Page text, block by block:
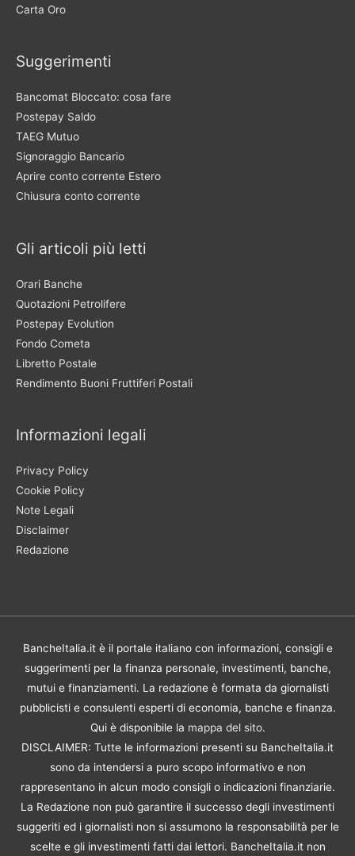
Carta Oro
Suggerimenti
Bancomat Bloccato: cosa fare
Postepay Saldo
TAEG Mutuo
Signoraggio Bancario
Aprire conto corrente Estero
Chiusura conto corrente
Gli articoli più letti
Orari Banche
Quotazioni Petrolifere
Postepay Evolution
Fondo Cometa
Libretto Postale
Rendimento Buoni Fruttiferi Postali
Informazioni legali
Privacy Policy
Cookie Policy
Note Legali
Disclaimer
Redazione
BancheItalia.it è il portale italiano con informazioni, consigli e
suggerimenti per la finanza personale, investimenti, banche,
mutui e finanziamenti. La redazione è formata da giornalisti
pubblicisti e consulenti esperti di economia, banche e finanza.
Qui è disponibile la mappa del sito.
DISCLAIMER: Tutte le informazioni presenti su BancheItalia.it
sono da intendersi a puro scopo informativo e non
rappresentano in alcun modo consigli o indicazioni finanziarie.
La Redazione non può garantire il successo degli investimenti
suggeriti ed i giornalisti non si assumono la responsabilità per le
scelte e gli investimenti fatti dai lettori. BancheItalia.it non